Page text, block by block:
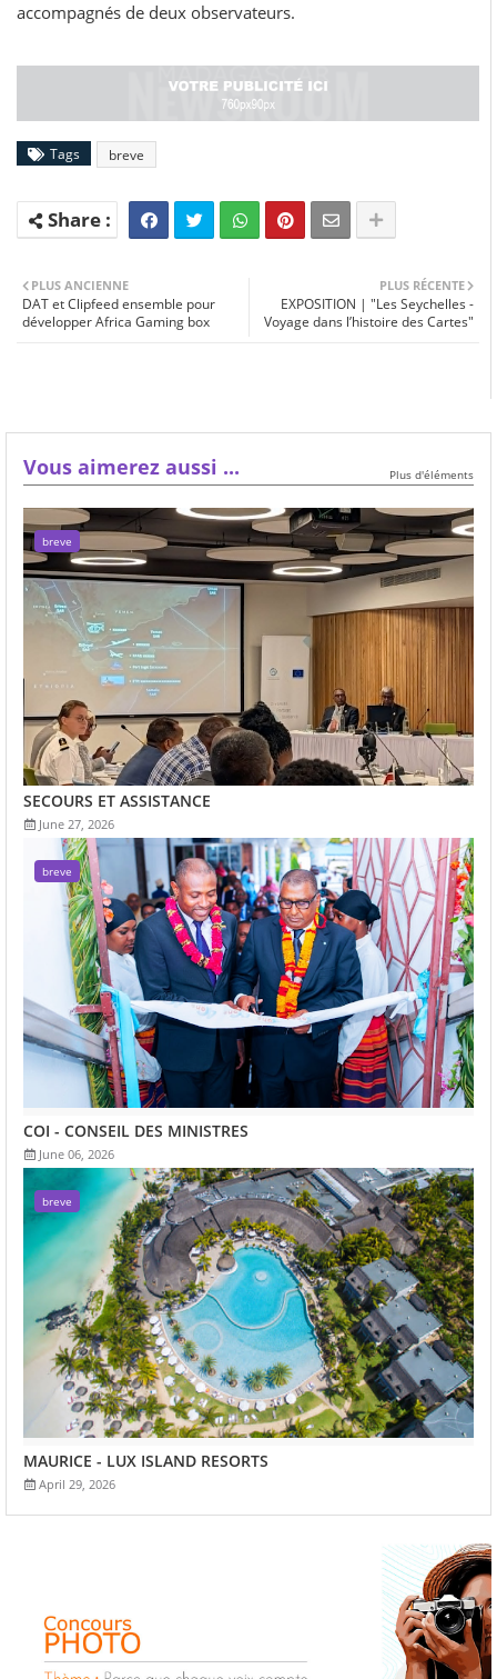
accompagnés de deux observateurs.
Tags breve
PLUS RÉCENTE
EXPOSITION | "Les Seychelles -
Voyage dans l’histoire des Cartes"
PLUS ANCIENNE
DAT et Clipfeed ensemble pour
développer Africa Gaming box
Vous aimerez aussi ... Plus d'éléments
breve
SECOURS ET ASSISTANCE
June 27, 2026
breve
COI - CONSEIL DES MINISTRES
June 06, 2026
breve
MAURICE - LUX ISLAND RESORTS
April 29, 2026